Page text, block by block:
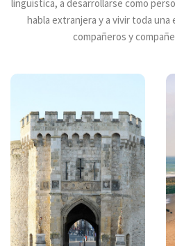
lingüística, a desarrollarse como
habla extranjera y a vivir toda una
compañeros y